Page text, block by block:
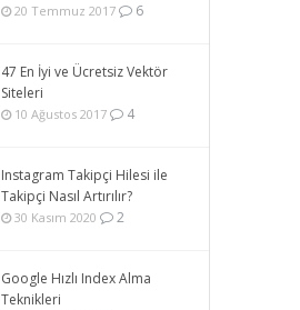
20 Temmuz 2017 6
47 En İyi ve Ücretsiz Vektör
Siteleri
10 Ağustos 2017 4
Instagram Takipçi Hilesi ile
Takipçi Nasıl Artırılır?
30 Kasım 2020 2
Google Hızlı Index Alma
Teknikleri